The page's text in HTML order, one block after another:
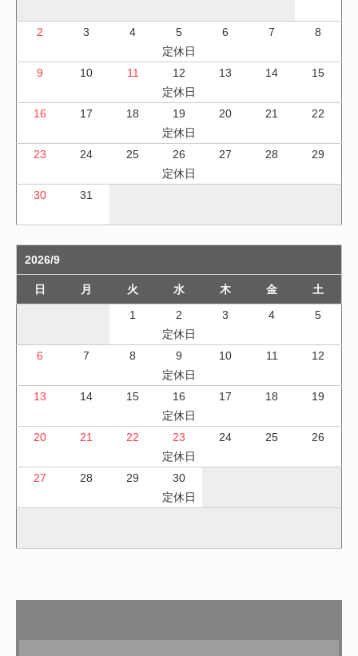
2 3 4
5
定休日
6 7 8
9 10 11
12
定休日
13 14 15
16 17 18
19
定休日
20 21 22
23 24 25
26
定休日
27 28 29
30 31
2026/9
日 月 火 水 木 金
土
1
2
定休日
3 4 5
6 7 8
9
定休日
10 11 12
13 14 15
16
定休日
17 18 19
20 21 22
23
定休日
24 25 26
27 28 29
30
定休日